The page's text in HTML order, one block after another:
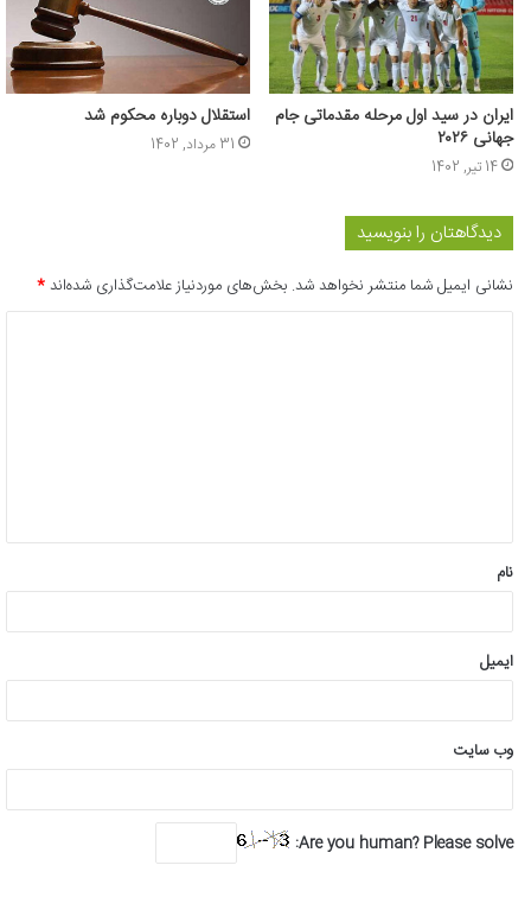
ایران در سید اول مرحله مقدماتی جام
جهانی ۲۰۲۶
14 تیر, 1402
استقلال دوباره محکوم شد
31 مرداد, 1402
دیدگاهتان را بنویسید
نشانی ایمیل شما منتشر نخواهد شد. بخش‌های موردنیاز علامت‌گذاری شده‌اند*
*
نام
ایمیل
وب‌ سایت
Are you human? Please solve: